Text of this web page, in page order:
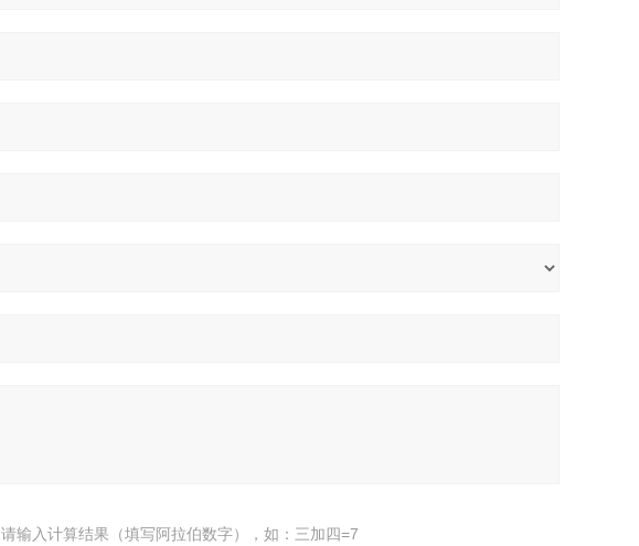
请输入计算结果（填写阿拉伯数字），如：三加四=7